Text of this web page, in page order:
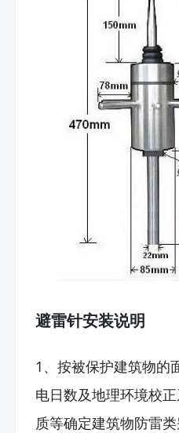
避雷针安装说明
1、按被保护建筑物的
电日数及地理环境校
质等确定建筑物防雷类